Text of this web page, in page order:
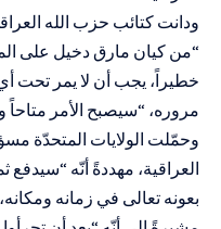
ودانت كتائب حزب الله
“من كيان مارق دخيل على
خطيراً، يجب أن لا يمر تحت
مروره، “سيصبح الأمر متاحاً
وحمّلت الولايات المتحدّة
العراقية، مهددةً أنّه
بعونه تعالى في زمانه